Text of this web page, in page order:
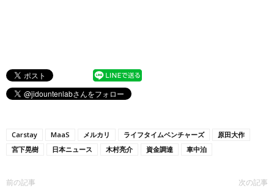
Carstay MaaS メルカリ ライフタイムベンチャーズ
原田大作
宮下晃樹
日本ニュース 木村亮介 資金調達 車中泊
前の記事 次の記事